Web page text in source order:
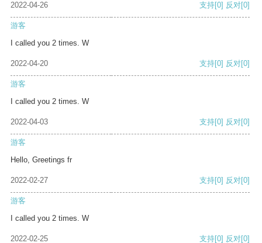
2022-04-26 支持[0] 反对[0]
游客
I called you 2 times. W
2022-04-20 支持[0] 反对[0]
游客
I called you 2 times. W
2022-04-03 支持[0] 反对[0]
游客
Hello, Greetings fr
2022-02-27 支持[0] 反对[0]
游客
I called you 2 times. W
2022-02-25 支持[0] 反对[0]